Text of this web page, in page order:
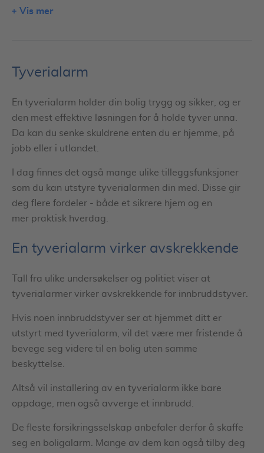
Tyverialarm
En tyverialarm holder din bolig trygg og sikker, og er
den mest effektive løsningen for å holde tyver unna.
Da kan du senke skuldrene enten du er hjemme, på
jobb eller i utlandet.
I dag finnes det også mange ulike tilleggsfunksjoner
som du kan utstyre tyverialarmen din med. Disse gir
deg flere fordeler - både et sikrere hjem og en
mer praktisk hverdag.
En tyverialarm virker avskrekkende
Tall fra ulike undersøkelser og politiet viser at
tyverialarmer virker avskrekkende for innbruddstyver.
Hvis noen innbruddstyver ser at hjemmet ditt er
utstyrt med tyverialarm, vil det være mer fristende å
bevege seg videre til en bolig uten samme
beskyttelse.
Altså vil installering av en tyverialarm ikke bare
oppdage, men også avverge et innbrudd.
De fleste forsikringsselskap anbefaler derfor å skaffe
seg en boligalarm. Mange av dem kan også tilby deg
Utvid tyverialarmen med smarte løsninger
Undersøk mulighetene
Sammenlign tilbud og pris
Vis mer